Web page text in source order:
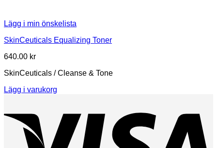
Lägg i min önskelista
SkinCeuticals Equalizing Toner
640.00 kr
SkinCeuticals / Cleanse & Tone
Lägg i varukorg